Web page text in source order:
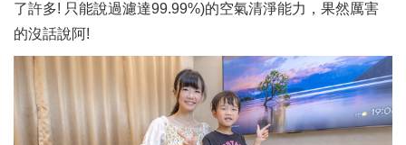
了許多! 只能說過濾達99.99%)的空氣清淨能力，果然厲害
的沒話說阿!